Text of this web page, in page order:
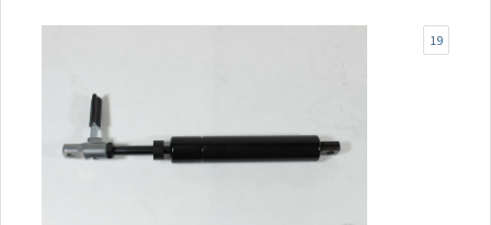
19